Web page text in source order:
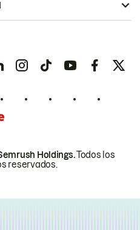
Holdings.Todos los
reservados.